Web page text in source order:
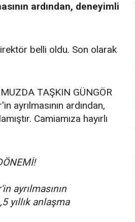
ardından, deneyimli
belli oldu. Son olarak
TAŞKIN GÜNGÖR
ardından,
Camiamıza hayırlı
ayrılmasının
yıllık anlaşma